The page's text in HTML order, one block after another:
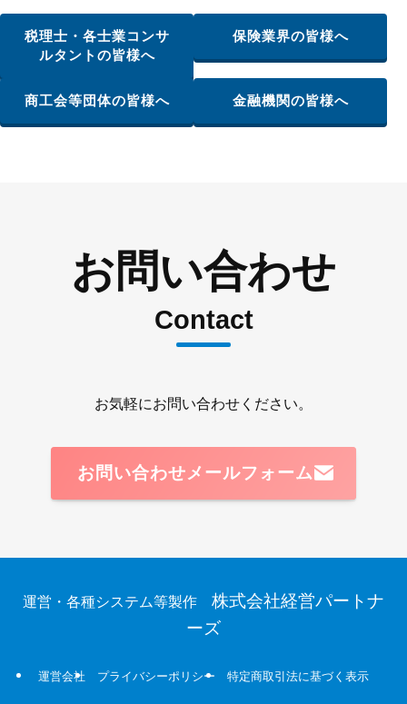
税理士・各士業コンサ
ルタントの皆様へ
保険業界の皆様へ
商工会等団体の皆様へ 金融機関の皆様へ
お問い合わせ
Contact
お気軽にお問い合わせください。
お問い合わせメールフォーム
運営・各種システム等製作 株式会社経営パートナ
ーズ
運営会社 プライバシーポリシー 特定商取引法に基づく表示